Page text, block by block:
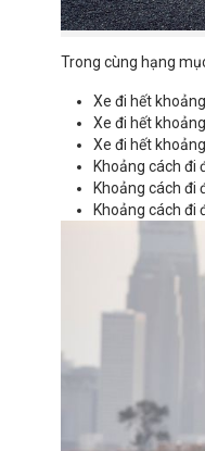
Trong cùng hạng
Xe đi hết
Xe đi hết
Xe đi hết
Khoảng cách đi
Khoảng cách đi
Khoảng cách đi